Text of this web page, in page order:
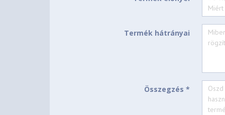
Intel® Connectivity
No Onboard Ethernet
Intel® Wi-Fi® 6E
WWAN Upgradable to
Termék hátrányai
Összegzés *